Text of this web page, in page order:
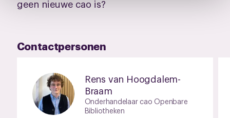
pagina.
geen nieuwe cao is?
Contactpersonen
Rens van Hoogdalem-
Braam
Onderhandelaar cao Openbare
Bibliotheken